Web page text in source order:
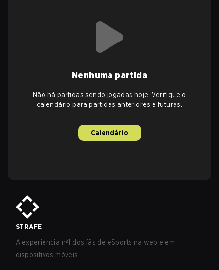
Nenhuma partida
Não há partidas sendo jogadas hoje. Verifique o
calendário para partidas anteriores e futuras.
Calendário
STRAFE
A experiência nº1 dos fãs de eSports na web e em
dispositivos móveis.